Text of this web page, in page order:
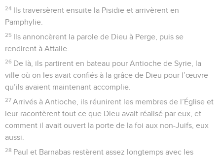
24 Ils traversèrent ensuite la Pisidie et arrivèrent en
Pamphylie.
25 Ils annoncèrent la parole de Dieu à Perge, puis se
rendirent à Attalie.
26 De là, ils partirent en bateau pour Antioche de Syrie, la
ville où on les avait confiés à la grâce de Dieu pour l’œuvre
qu’ils avaient maintenant accomplie.
27 Arrivés à Antioche, ils réunirent les membres de l’Église et
leur racontèrent tout ce que Dieu avait réalisé par eux, et
comment il avait ouvert la porte de la foi aux non-Juifs, eux
aussi.
28 Paul et Barnabas restèrent assez longtemps avec les